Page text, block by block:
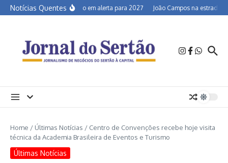
Ir para o conteúdo
Notícias QuentesSemiárido em alerta para 2027 João Campos na estrada e
Home / Últimas Notícias / Centro de Convenções recebe hoje visita
técnica da Academia Brasileira de Eventos e Turismo
Últimas Notícias